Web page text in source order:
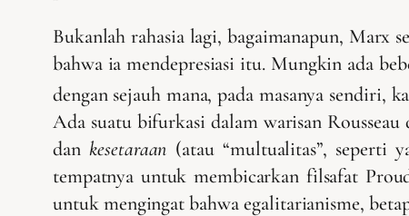
Bukanlah rahasia lagi, bagaimanapun, Marx
bahwa ia mendepresiasi itu. Mungkin ada
dengan sejauh mana, pada masanya
Ada suatu bifurkasi dalam warisan
dankesetaraan (atau “multualitas”, seperti
tempatnya untuk membicarkan filsafat
untuk mengingat bahwa egalitarianisme,